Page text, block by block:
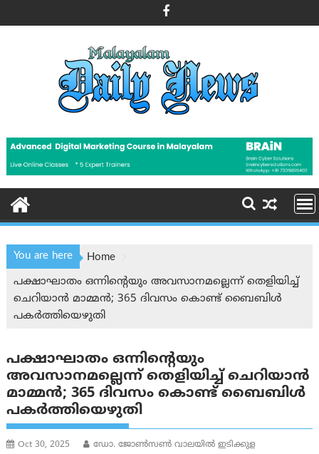
to
You are here
Home
പക്ഷാഘാതം ഒന്നിന്റെയും അവസാനമല്ലെന്ന് തെളിയിച്ച്
ചെറിയാൻ മാമ്മൻ; 365 ദിവസം കൊണ്ട് ബൈബിള്‍
പകര്‍ത്തിയെഴുതി
പക്ഷാഘാതം ഒന്നിന്റെയും
അവസാനമല്ലെന്ന് തെളിയിച്ച് ചെറിയാൻ
മാമ്മൻ; 365 ദിവസം കൊണ്ട് ബൈബിള്‍
പകര്‍ത്തിയെഴുതി
Oct 30, 2025 ഡോ. ജോൺസൺ വാലയിൽ ഇടിക്കുള